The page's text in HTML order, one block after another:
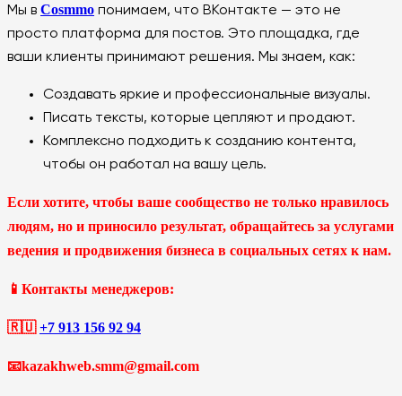
Мы в Cosmmo понимаем, что ВКонтакте — это не
просто платформа для постов. Это площадка, где
ваши клиенты принимают решения. Мы знаем, как:
Создавать яркие и профессиональные визуалы.
Писать тексты, которые цепляют и продают.
Комплексно подходить к созданию контента,
чтобы он работал на вашу цель.
Если хотите, чтобы ваше сообщество не только нравилось
людям, но и приносило результат, обращайтесь за услугами
ведения и продвижения бизнеса в социальных сетях к нам.
📱Контакты менеджеров:
🇷🇺+7 913 156 92 94
📧kazakhweb.smm@gmail.com